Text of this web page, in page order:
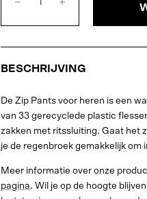
BESCHRIJVING
De Zip Pants voor heren is een
van 33 gerecyclede plastic
zakken met ritssluiting. Gaat het
je de regenbroek gemakkelijk om
Meer informatie over onze
pagina. Wil je op de hoogte